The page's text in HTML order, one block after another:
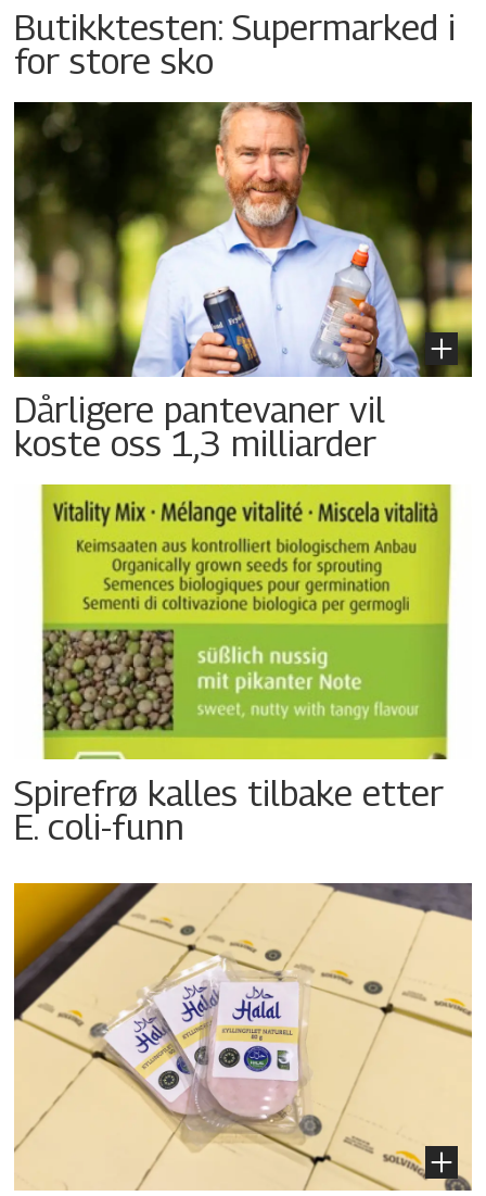
Butikktesten: Supermarked i
for store sko
Dårligere pantevaner vil
koste oss 1,3 milliarder
Spirefrø kalles tilbake etter
E. coli-funn